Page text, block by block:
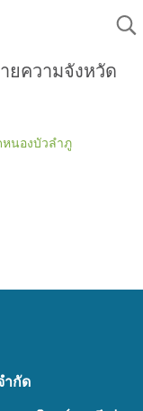
ยความจังหวัด
นองบัวลำภู
ำกัด